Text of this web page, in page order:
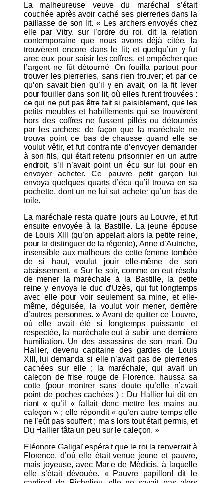
La malheureuse veuve du maréchal s’était
couchée après avoir caché ses pierreries dans la
paillasse de son lit. « Les archers envoyés chez
elle par Vitry, sur l’ordre du roi, dit la relation
contemporaine que nous avons déjà citée, la
trouvèrent encore dans le lit; et quelqu’un y fut
arec eux pour saisir les coffres, et empêcher que
l’argent ne fût détourné. On fouilla partout pour
trouver les pierreries, sans rien trouver; et par ce
qu’on savait bien qu’il y en avait, on la fit lever
pour fouiller dans son lit, où elles furent trouvées :
ce qui ne put pas être fait si paisiblement, que les
petits meubles et habillements qui se trouvèrent
hors des coffres ne fussent pillés ou détournés
par les archers; de façon que la maréchale ne
trouva point de bas de chausse quand elle se
voulut vêtir, et fut contrainte d’envoyer demander
à son fils, qui était retenu prisonnier en un autre
endroit, s’il n’avait point un écu sur lui pour en
envoyer acheter. Ce pauvre petit garçon lui
envoya quelques quarts d’écu qu’il trouva en sa
pochette, dont un ne lui sut acheter qu’un bas de
toile.
La maréchale resta quatre jours au Louvre, et fut
ensuite envoyée à la Bastille. La jeune épouse
de Louis XIII (qu’on appelait alors la petite reine,
pour la distinguer de la régente), Anne d’Autriche,
insensible aux malheurs de cette femme tombée
de si haut, voulut jouir elle-même de son
abaissement. « Sur le soir, comme on eut résolu
de mener la maréchale à la Bastille, la petite
reine y envoya le duc d’Uzès, qui fut longtemps
avec elle pour voir seulement sa mine, et elle-
même, déguisée, la voulut voir mener, derrière
d’autres personnes. » Avant de quitter ce Louvre,
où elle avait été si longtemps puissante et
respectée, la maréchale eut à subir une dernière
humiliation. Un des assassins de son mari, Du
Hallier, devenu capitaine des gardes de Louis
XIII, lui demanda si elle n’avait pas de pierreries
cachées sur elle ; la maréchale, qui avait un
caleçon de frise rouge de Florence, haussa sa
cotte (pour montrer sans doute qu’elle n’avait
point de poches cachées ) ; Du Hallier lui dit en
riant « qu’il « fallait donc mettre les mains au
caleçon » ; elle répondit « qu’en autre temps elle
ne l’eût pas souffert ; mais lors tout était permis, et
Du Hallier tâta un peu sur le caleçon. »
Eléonore Galigaï espérait que le roi la renverrait à
Florence, d’où elle était venue jeune et pauvre,
mais joyeuse, avec Marie de Médicis, à laquelle
elle s’était dévouée. « Pauvre papillon! dit le